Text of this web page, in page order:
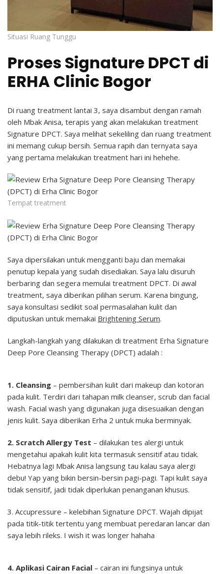
Situasi Ruang Tunggu
Proses Signature DPCT di
ERHA Clinic Bogor
Di ruang treatment lantai 3, saya disambut dengan ramah
oleh Mbak Anisa, terapis yang akan melakukan treatment
Signature DPCT. Saya melihat sekeliling dan ruang treatment
ini memang cukup bersih. Semua rapih dan ternyata saya
yang pertama melakukan treatment hari ini hehehe.
Tempat treatment
Saya dipersilakan untuk mengganti baju dan memakai
penutup kepala yang sudah disediakan. Saya lalu disuruh
berbaring dan segera memulai treatment DPCT. Di awal
treatment, saya diberikan pilihan serum. Karena bingung,
saya konsultasi sedikit soal permasalahan kulit dan
diputuskan untuk memakai Brightening Serum.
Langkah-langkah yang dilakukan di treatment Erha Signature
Deep Pore Cleansing Therapy (DPCT) adalah :
1. Cleansing – pembersihan kulit dari makeup dan kotoran
pada kulit. Terdiri dari tahapan milk cleanser, scrub dan facial
wash. Facial wash yang digunakan juga disesuaikan dengan
jenis kulit. Saya diberikan Erha 2 untuk muka berminyak.
2. Scratch Allergy Test – dilakukan tes alergi untuk
mengetahui apakah kulit kita termasuk sensitif atau tidak.
Hebatnya lagi Mbak Anisa langsung tau kalau saya alergi
debu! Yap yang bikin bersin-bersin pagi-pagi. Tapi kulit saya
tidak sensitif, jadi tidak diperlukan penanganan khusus.
3. Accupressure – kelebihan Signature DPCT. Wajah dipijat
pada titik-titik tertentu yang membuat peredaran lancar dan
saya lebih rileks. I wish it was longer hahaha
4. Aplikasi Cairan Facial – cairan ini fungsinya untuk